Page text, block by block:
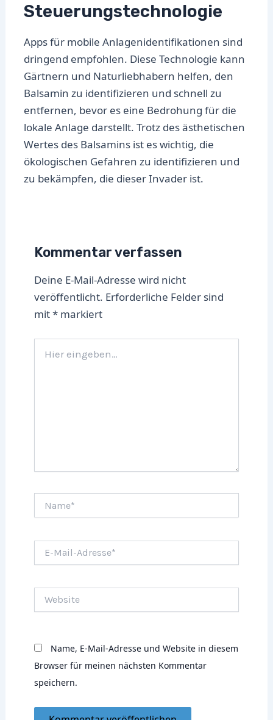
Steuerungstechnologie
Apps für mobile Anlagenidentifikationen sind
dringend empfohlen. Diese Technologie kann
Gärtnern und Naturliebhabern helfen, den
Balsamin zu identifizieren und schnell zu
entfernen, bevor es eine Bedrohung für die
lokale Anlage darstellt. Trotz des ästhetischen
Wertes des Balsamins ist es wichtig, die
ökologischen Gefahren zu identifizieren und
zu bekämpfen, die dieser Invader ist.
Kommentar verfassen
Deine E-Mail-Adresse wird nicht
veröffentlicht. Erforderliche Felder sind
mit* markiert
eingeben…
Mail-
Name, E-Mail-Adresse und Website in diesem
Browser für meinen nächsten Kommentar
speichern.